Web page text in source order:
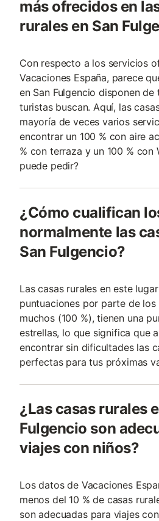
más ofrecidos en
rurales en San
Con respecto a los servicios
Vacaciones España, parece
en San Fulgencio disponen
turistas buscan. Aquí, las
mayoría de veces varios
encontrar un 100 % con aire
% con terraza y un 100 % con
puede pedir?
¿Cómo cualifican
normalmente las
San Fulgencio?
Las casas rurales en este
puntuaciones por parte de los
muchos (100 %), tienen una
estrellas, lo que significa que
encontrar sin dificultades las
perfectas para tus próximas
¿Las casas rurales
Fulgencio son
viajes con niños?
Los datos de Vacaciones
menos del 10 % de casas
son adecuadas para viajes